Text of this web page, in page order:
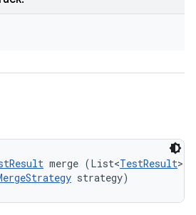
merge (List<TestResult>
strategy)